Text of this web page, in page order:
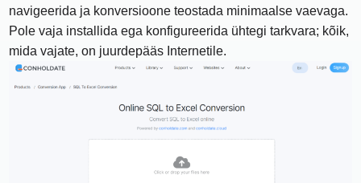
navigeerida ja konversioone teostada minimaalse vaevaga.
Pole vaja installida ega konfigureerida ühtegi tarkvara; kõik,
mida vajate, on juurdepääs Internetile.